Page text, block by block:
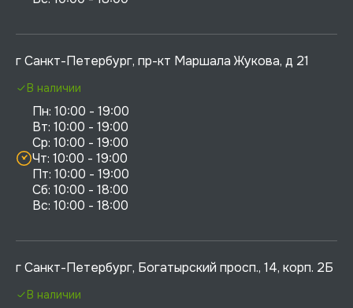
г Санкт-Петербург, пр-кт Маршала Жукова, д 21
Пн: 10:00 - 19:00
Вт: 10:00 - 19:00
Ср: 10:00 - 19:00
Чт: 10:00 - 19:00
Пт: 10:00 - 19:00
Сб: 10:00 - 18:00
В наличии
г Санкт-Петербург, Богатырский просп., 14, корп. 2Б
В наличии